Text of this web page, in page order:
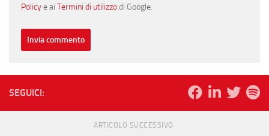
Policye ai Termini di utilizzodi Google.
SEGUICI:
ARTICOLO SUCCESSIVO